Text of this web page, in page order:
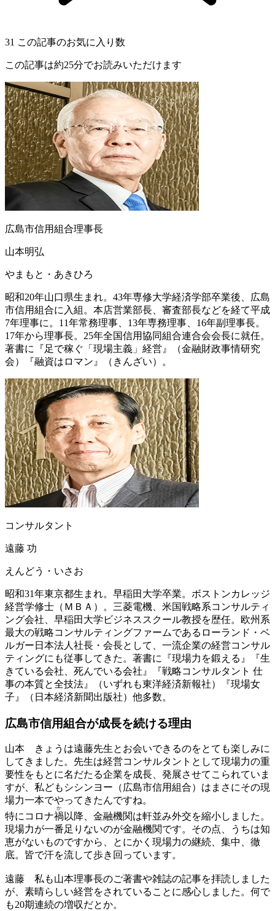
31 この記事のお気に入り数
この記事は約25分でお読みいただけます
広島市信用組合理事長
山本明弘
やまもと・あきひろ
昭和20年山口県生まれ。43年専修大学経済学部卒業後、広島
市信用組合に入組。本店営業部長、審査部長などを経て平成
7年理事に。11年常務理事、13年専務理事、16年副理事長。
17年から理事長。25年全国信用協同組合連合会会長に就任。
著書に『足で稼ぐ「現場主義」経営』（金融財政事情研究
会）『融資はロマン』（きんざい）。
コンサルタント
遠藤 功
えんどう・いさお
昭和31年東京都生まれ。早稲田大学卒業。ボストンカレッジ
経営学修士（ＭＢＡ）。三菱電機、米国戦略系コンサルティ
ング会社、早稲田大学ビジネススクール教授を歴任。欧州系
最大の戦略コンサルティングファームであるローランド・ベ
ルガー日本法人社長・会長として、一流企業の経営コンサル
ティングにも従事してきた。著書に『現場力を鍛える』『生
きている会社、死んでいる会社』『戦略コンサルタント 仕
事の本質と全技法』（いずれも東洋経済新報社）『現場女
子』（日本経済新聞出版社）他多数。
広島市信用組合が成長を続ける理由
山本 きょうは遠藤先生とお会いできるのをとても楽しみに
してきました。先生は経営コンサルタントとして現場力の重
要性をもとに名だたる企業を成長、発展させてこられていま
すが、私どもシシンヨー（広島市信用組合）はまさにその現
場力一本でやってきたんですね。
特にコロナ禍
か
以降、金融機関は軒並み外交を縮小しました。
現場力が一番足りないのが金融機関です。その点、うちは知
恵がないものですから、とにかく現場力の継続、集中、徹
底。皆で汗を流して歩き回っています。
遠藤 私も山本理事長のご著書や雑誌の記事を拝読しました
が、素晴らしい経営をされていることに感心しました。何で
も20期連続の増収だとか。